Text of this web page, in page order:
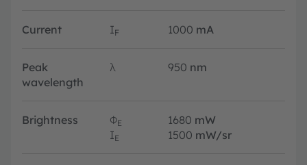
Current IF 1000 mA
Peak
wavelength
λ 950 nm
Brightness ΦE 1680 mW
IE 1500 mW/sr